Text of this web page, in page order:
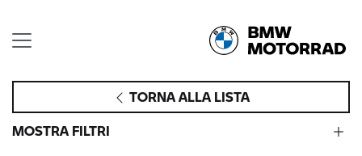
TORNA ALLA LISTA
MOSTRA FILTRI